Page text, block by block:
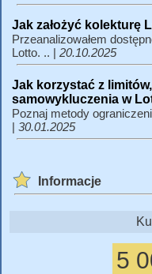
Jak założyć kolekturę
Przeanalizowałem
Lotto. .. | 20.10.2025
Jak korzystać z
samowykluczenia w
Poznaj metody
| 30.01.2025
Informacje
5